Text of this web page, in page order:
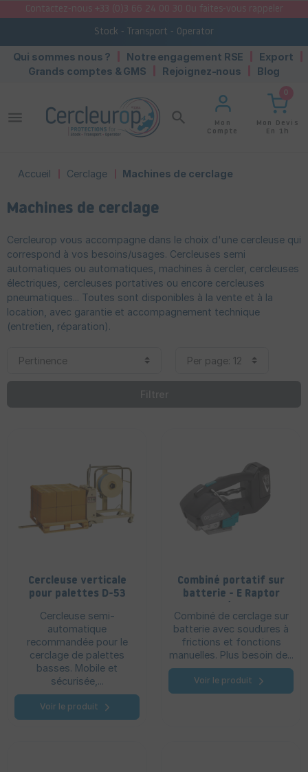
Contactez-nous +33 (0)3 66 24 00 30 Ou faites-vous rappeler
Stock - Transport - Operator
Qui sommes nous ? Notre engagement RSE
Export
Grands comptes & GMS
Rejoignez-nous Blog
search
Mon
Compte
0
Mon Devis
En 1h
menu
Accueil Cerclage Machines de cerclage
Machines de cerclage
Cercleurop vous accompagne dans le choix d'une cercleuse qui
correspond à vos besoins/usages. Cercleuses semi
automatiques ou automatiques, machines à cercler, cercleuses
électriques, cercleuses portatives ou encore cercleuses
pneumatiques... Toutes sont disponibles à la vente et à la
location, avec garantie et accompagnement technique
(entretien, réparation).
Filtrer
Cercleuse verticale
pour palettes D-53
Cercleuse semi-
automatique
recommandée pour le
cerclage de palettes
basses. Mobile et
sécurisée,...
Voir le produit
Combiné portatif sur
batterie - E Raptor
Combiné de cerclage sur
batterie avec soudures à
frictions et fonctions
manuelles. Plus besoin de...
Voir le produit